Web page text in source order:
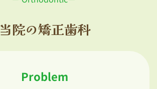
当院の矯正歯科
Problem